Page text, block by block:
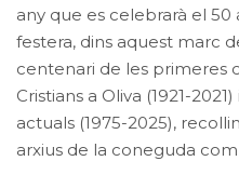
any que es celebrarà el 50
festera, dins aquest marc
centenari de les primeres
Cristians a Oliva (1921-
actuals (1975-2025),
arxius de la coneguda